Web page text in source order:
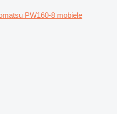
PW160-8 mobiele